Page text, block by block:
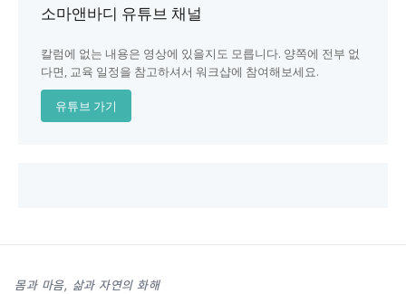
소마앤바디 유튜브 채널
칼럼에 없는 내용은 영상에 있을지도 모릅니다. 양쪽에 전부 없
다면, 교육 일정을 참고하셔서 워크샵에 참여해보세요.
유튜브 가기
몸과 마음, 삶과 자연의 화해